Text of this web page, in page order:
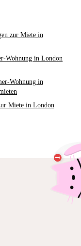
zur Miete in
Wohnung in London
Wohnung in
Miete in London